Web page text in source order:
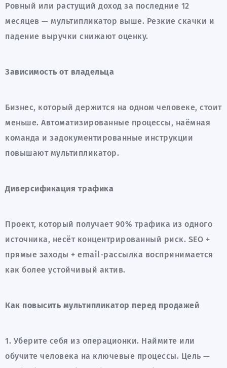
Ровный или растущий доход за последние 12
месяцев — мультипликатор выше. Резкие скачки и
падение выручки снижают оценку.
Зависимость от владельца
Бизнес, который держится на одном человеке, стоит
меньше. Автоматизированные процессы, наёмная
команда и задокументированные инструкции
повышают мультипликатор.
Диверсификация трафика
Проект, который получает 90% трафика из одного
источника, несёт концентрированный риск. SEO +
прямые заходы + email-рассылка воспринимается
как более устойчивый актив.
Как повысить мультипликатор перед продажей
1. Уберите себя из операционки. Наймите или
обучите человека на ключевые процессы. Цель —